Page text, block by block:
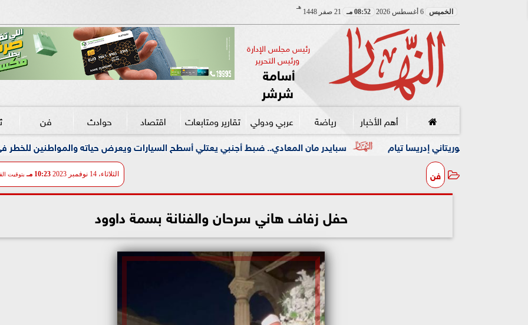
الخميس 6 أغسطس 2026 08:52 مـ 21 صفر 1448
هـ
رئيس مجلس الإدارة
ورئيس التحرير
أسامة
شرشر
أهم الأخبار رياضة عربي ودولي تقارير ومتابعات اقتصاد حوادث فن
سبايدر مان المعادي.. ضبط أجنبي يعتلي أسطح السيارات ويعرض حياته والمواطنين للخطر في واقعة القفز
فن الثلاثاء، 14 نوفمبر 2023 10:23 مـ بتوقيت
حفل زفاف هاني سرحان والفنانة بسمة داوود